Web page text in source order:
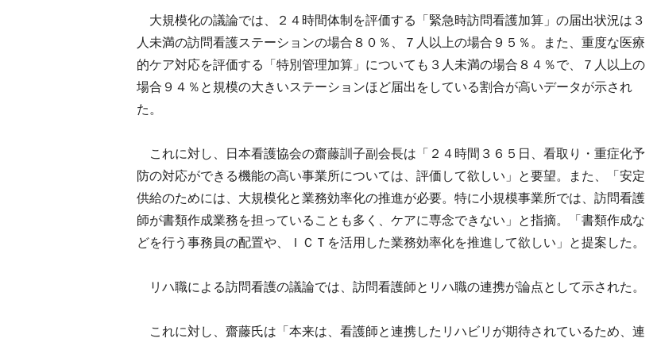
大規模化の議論では、２４時間体制を評価する「緊急時訪問看護加算」の届出状況は３
人未満の訪問看護ステーションの場合８０％、７人以上の場合９５％。また、重度な医療
的ケア対応を評価する「特別管理加算」についても３人未満の場合８４％で、７人以上の
場合９４％と規模の大きいステーションほど届出をしている割合が高いデータが示され
た。
これに対し、日本看護協会の齋藤訓子副会長は「２４時間３６５日、看取り・重症化予
防の対応ができる機能の高い事業所については、評価して欲しい」と要望。また、「安定
供給のためには、大規模化と業務効率化の推進が必要。特に小規模事業所では、訪問看護
師が書類作成業務を担っていることも多く、ケアに専念できない」と指摘。「書類作成な
どを行う事務員の配置や、ＩＣＴを活用した業務効率化を推進して欲しい」と提案した。
リハ職による訪問看護の議論では、訪問看護師とリハ職の連携が論点として示された。
これに対し、齋藤氏は「本来は、看護師と連携したリハビリが期待されているため、連